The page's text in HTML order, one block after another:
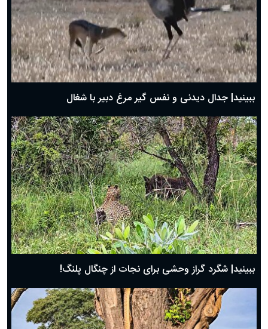
دعای روز سوم ماه مبارک رمضان؛ ۱۴ اسفند ۱۴۰۴
دعای روز دوم ماه مبارک رمضان ۱ اسفند ماه ۱۴۰۴
دعای روز اول ماه مبارک رمضان، ۳۰ بهمن ۱۴۰۴
حضرت زینب(س) چگونه از دنیا رفت؟
بهترین پیامک تبریک روز پدر ۱۴۰۴؛ جملات زیبا و صمیمانه
ببینید| جدال دیدنی و نفس گیر مرغ دبیر با شغال
ببینید| شگرد گراز وحشی برای نجات از چنگال پلنگ!